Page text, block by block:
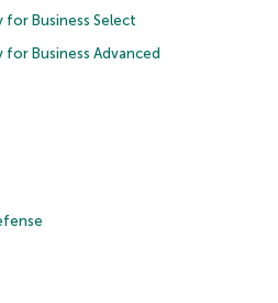
for Business Select
for Business Advanced